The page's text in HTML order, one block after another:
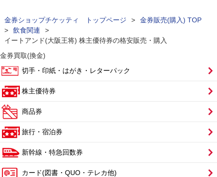
金券ショップチケッティ トップページ >
金券販売(購入) TOP
>
飲食関連
>
イートアンド(大阪王将) 株主優待券の格安販売・購入
金券買取(換金)
切手・印紙・はがき・レターパック
株主優待券
商品券
旅行・宿泊券
新幹線・特急回数券
カード(図書・QUO・テレカ他)